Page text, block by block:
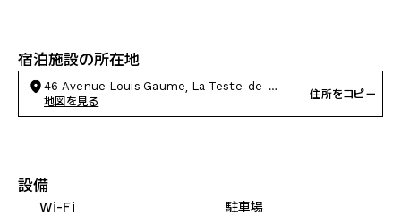
宿泊施設の所在地
46 Avenue Louis Gaume, La Teste-de-
Buch
地図を見る
住所をコピー
設備
Wi-Fi
駐車場